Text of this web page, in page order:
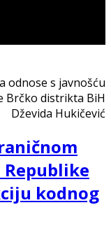
odnose s javnošću
Brčko distrikta BiH
Dževida Hukičević
kodnog